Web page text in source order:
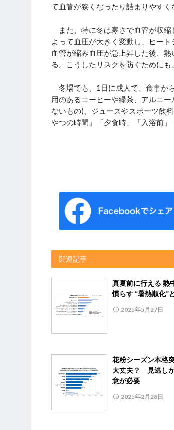
て血管が狭くなったり詰まりやす
また、特に冬は寒さで血管が収縮
よって血圧が大きく変動し、ヒー
血管が縮み血圧が急上昇した後、
る。こうしたリスクを防ぐために
冬場でも、1日に成人で、食事か
用のあるコーヒーや緑茶、アルコ
ないもの)、ジュースやスポーツ飲
やつの時間」「夕食時」「入浴前
関連記事
真夏前に行える
慣らす “暑熱順化”
2025年5月27日
花粉シーズン本格
大丈夫？ 見逃し
意が必要
2025年2月28日